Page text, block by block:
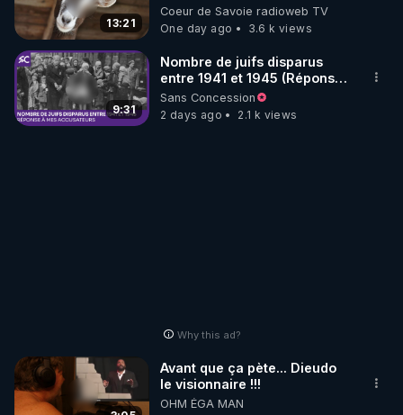
13:21
Coeur de Savoie radioweb TV
One day ago
3.6 k views
9:31
Nombre de juifs disparus
entre 1941 et 1945 (Réponse
à mes accusateurs)
Sans Concession
2 days ago
2.1 k views
Why this ad?
Avant que ça pète... Dieudo
le visionnaire !!!
OHM ÉGA MAN